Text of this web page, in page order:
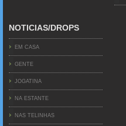
NOTICIAS/DROPS
EM CASA
GENTE
JOGATINA
NA ESTANTE
NAS TELINHAS